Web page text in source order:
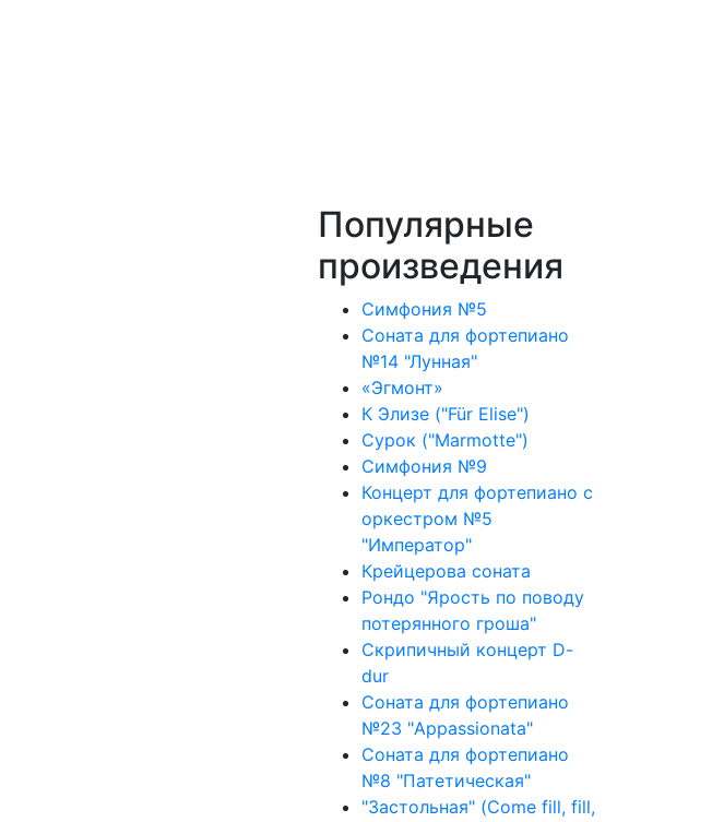
Популярные
произведения
Симфония №5
Соната для фортепиано
№14 "Лунная"
«Эгмонт»
К Элизе ("Für Elise")
Сурок ("Marmotte")
Симфония №9
Концерт для фортепиано с
оркестром №5
"Император"
Крейцерова соната
Рондо "Ярость по поводу
потерянного гроша"
Скрипичный концерт D-
dur
Соната для фортепиано
№23 "Appassionata"
Соната для фортепиано
№8 "Патетическая"
"Застольная" (Come fill, fill,